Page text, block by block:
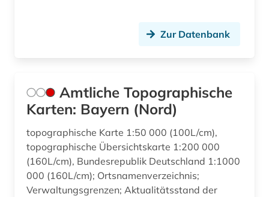
forstwissenschaft (1)
fotoarchiv (1)
fotografie (1)
fragment (1)
franken (3)
Zur Datenbank
Amtliche Topographische
Karten: Bayern (Nord)
topographische Karte 1:50 000 (100L/cm),
topographische Übersichtskarte 1:200 000
(160L/cm), Bundesrepublik Deutschland 1:1000
000 (160L/cm); Ortsnamenverzeichnis;
Verwaltungsgrenzen; Aktualitätsstand der